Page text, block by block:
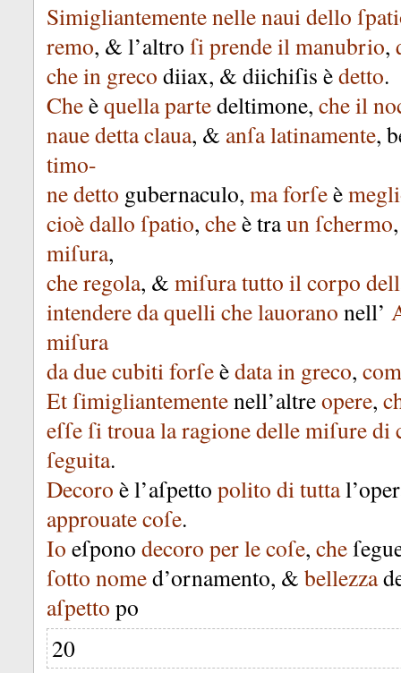
Simigliantementenellenauidello
remo, & l’altro ſiprendeilmanubrio,
chein greco diiax, & diichiſis èdetto.
Cheèquellapartedeltimone, cheil
nauedettaclaua, & anſalatinamente,
timo-
nedetto gubernaculo, maforſeè
cioèdallo ſpatio, cheètraunſchermo
miſura,
cheregola, & miſuratutto ilcorpo
intenderedaquellichelauorano nell’
miſura
daduecubitiforſeèdatain greco,
Etſimigliantementenell’altreopere,
eſſeſitroualaragionedellemiſuredi
ſeguita.
Decoro èl’aſpetto polito ditutta
approuatecoſe.
Io eſpono decoro perlecoſe, che
ſotto nomed’ornamento, & bellezza
aſpetto po
20